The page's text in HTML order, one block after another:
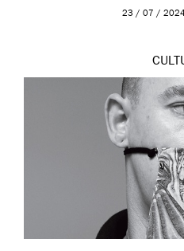
en Londres y
23 / 07 /